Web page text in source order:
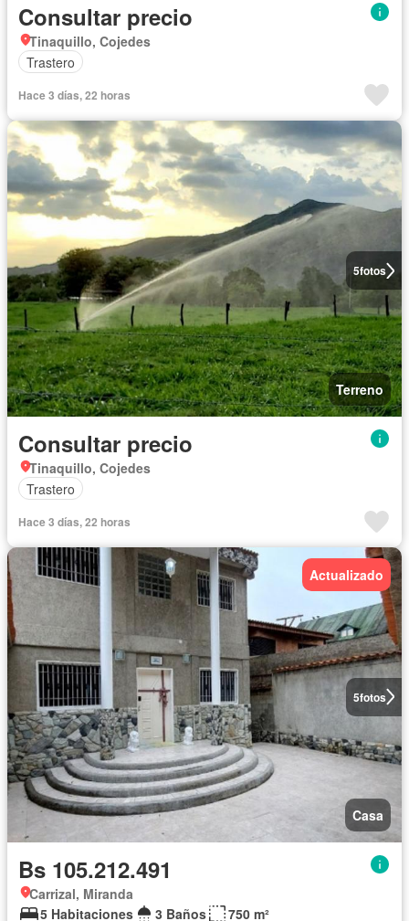
Consultar precio
Tinaquillo, Cojedes
Trastero
Hace 3 días, 22 horas
5fotos
Terreno
Consultar precio
Tinaquillo, Cojedes
Trastero
Hace 3 días, 22 horas
5fotos
Actualizado
Casa
Bs 105.212.491
Carrizal, Miranda
5 Habitaciones
3 Baños
750 m²